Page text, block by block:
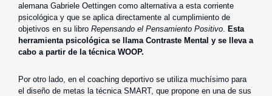
alemana Gabriele Oettingen como alternativa a esta corriente
psicológica y que se aplica directamente al cumplimiento de
objetivos en su libro Repensando el Pensamiento Positivo
Esta
herramienta psicológica se llama Contraste Mental y se lleva a
cabo a partir de la técnica WOOP.
Por otro lado, en el coaching deportivo se utiliza muchísimo para
el diseño de metas la técnica SMART, que propone en una de sus